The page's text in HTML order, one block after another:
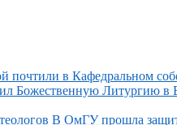
В ОмГУ прошла